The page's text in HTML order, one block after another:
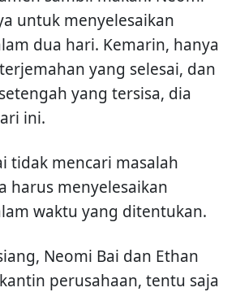
untuk menyelesaikan
dua hari. Kemarin, hanya
yang selesai, dan
yang tersisa, dia
ini.
tidak mencari masalah
harus menyelesaikan
waktu yang ditentukan.
Neomi Bai dan Ethan
perusahaan, tentu saja